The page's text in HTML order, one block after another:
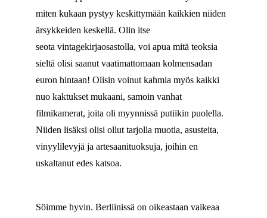
miten kukaan pystyy keskittymään kaikkien niiden
ärsykkeiden keskellä. Olin itse
seota vintagekirjaosastolla, voi apua mitä teoksia
sieltä olisi saanut vaatimattomaan kolmensadan
euron hintaan! Olisin voinut kahmia myös kaikki
nuo kaktukset mukaani, samoin vanhat
filmikamerat, joita oli myynnissä putiikin puolella.
Niiden lisäksi olisi ollut tarjolla muotia, asusteita,
vinyylilevyjä ja artesaanituoksuja, joihin en
uskaltanut edes katsoa.
Söimme hyvin. Berliinissä on oikeastaan vaikeaa